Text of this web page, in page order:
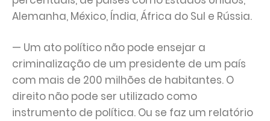
Alemanha, México, Índia, África do Sul e Rússia.
— Um ato político não pode ensejar a
criminalização de um presidente de um país
com mais de 200 milhões de habitantes. O
direito não pode ser utilizado como
instrumento de política. Ou se faz um relatório